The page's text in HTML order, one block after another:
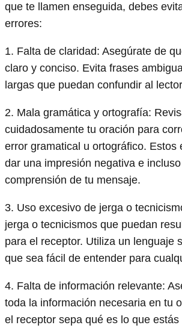
que te llamen enseguida, debes
errores:
1. Falta de claridad: Asegúrate de
claro y conciso. Evita frases
largas que puedan confundir al
2. Mala gramática y ortografía:
cuidadosamente tu oración para
error gramatical u ortográfico. Estos
dar una impresión negativa e
comprensión de tu mensaje.
3. Uso excesivo de jerga o
jerga o tecnicismos que puedan
para el receptor. Utiliza un lenguaje
que sea fácil de entender para
4. Falta de información relevante:
toda la información necesaria en tu
el receptor sepa qué es lo que